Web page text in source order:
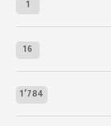
1
16
1٬784